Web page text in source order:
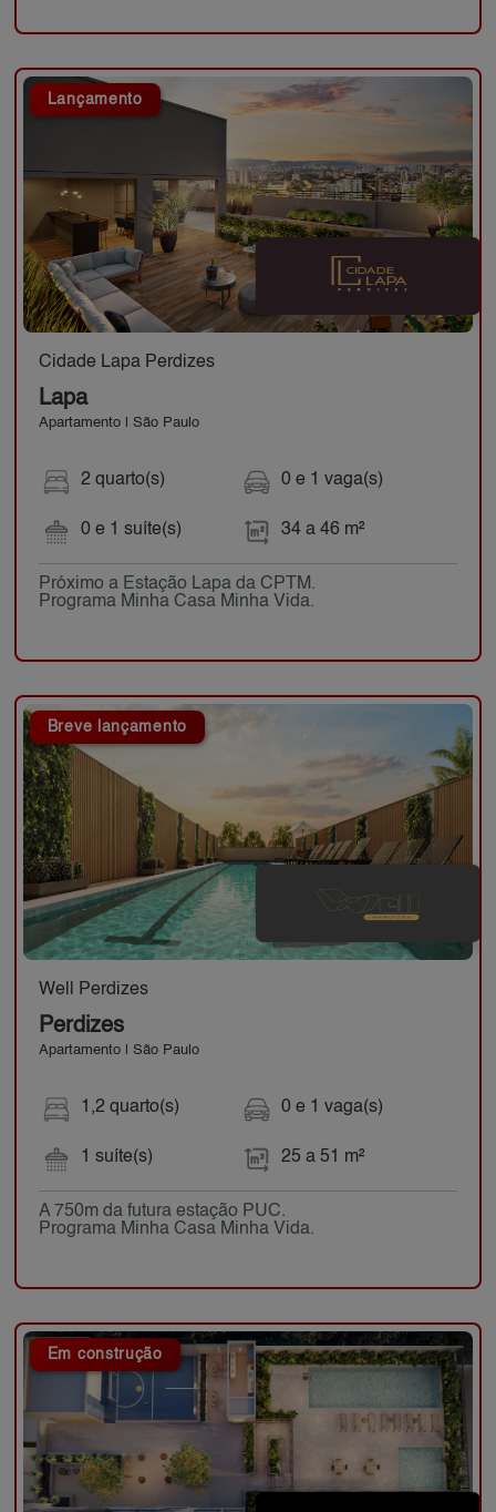
Lançamento
Cidade Lapa Perdizes
Lapa
Apartamento | São Paulo
2 quarto(s)
0 e 1 suíte(s)
0 e 1 vaga(s)
34 a 46 m²
Próximo a Estação Lapa da CPTM.
Programa Minha Casa Minha Vida.
Breve lançamento
Well Perdizes
Perdizes
Apartamento | São Paulo
1,2 quarto(s)
1 suíte(s)
0 e 1 vaga(s)
25 a 51 m²
A 750m da futura estação PUC.
Programa Minha Casa Minha Vida.
Em construção